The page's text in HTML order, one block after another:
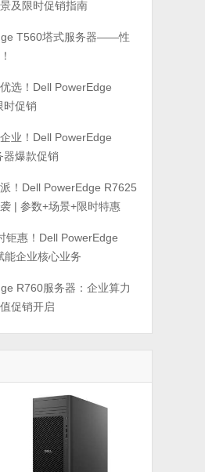
及限时促销指南
T560塔式服务器——性
选！Dell PowerEdge
时促销
业！Dell PowerEdge
器爆款促销
！Dell PowerEdge R7625
| 参数+场景+限时特惠
钜惠！Dell PowerEdge
能企业核心业务
R760服务器：企业算力
促销开启